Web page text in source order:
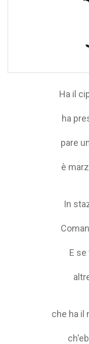
Ha il
ha
pare
è
In
E
che ha il